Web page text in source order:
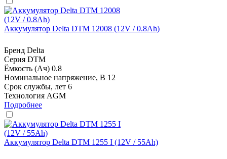
Аккумулятор Delta DTM 12008 (12V / 0.8Ah)
Бренд Delta
Серия DTM
Ёмкость (Ач) 0.8
Номинальное напряжение, В 12
Срок службы, лет 6
Технология AGM
Подробнее
Аккумулятор Delta DTM 1255 I (12V / 55Ah)